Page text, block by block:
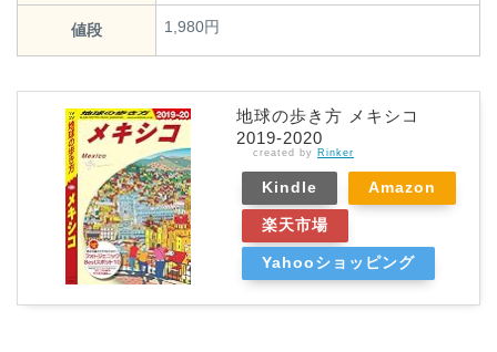
値段 1,980円
地球の歩き方 メキシコ
2019-2020
created by Rinker
Kindle Amazon
楽天市場
Yahooショッピング